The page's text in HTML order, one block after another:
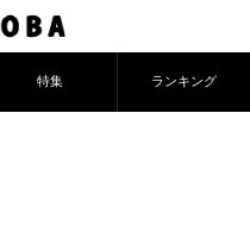
特集 ランキング